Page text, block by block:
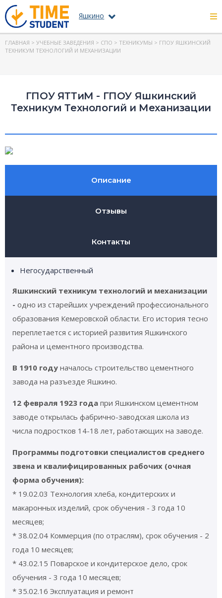
Яшкино
ГЛАВНАЯ > УЧЕБНЫЕ ЗАВЕДЕНИЯ > СПО > ТЕХНИКУМЫ > ГПОУ ЯШКИНСКИЙ
ТЕХНИКУМ ТЕХНОЛОГИЙ И МЕХАНИЗАЦИИ
ГПОУ ЯТТиМ - ГПОУ Яшкинский
Техникум Технологий и Механизации
Описание
Отзывы
Контакты
Негосударственный
Яшкинский техникум технологий и механизации
- одно из старейших учреждений профессионального
образования Кемеровской области. Его история тесно
переплетается с историей развития Яшкинского
района и цементного производства.
В 1910 году началось строительство цементного
завода на разъезде Яшкино.
12 февраля 1923 года при Яшкинском цементном
заводе открылась фабрично-заводская школа из
числа подростков 14-18 лет, работающих на заводе.
Программы подготовки специалистов среднего
звена и квалифицированных рабочих (очная
форма обучения):
* 19.02.03 Технология хлеба, кондитерских и
макаронных изделий, срок обучения - 3 года 10
месяцев;
* 38.02.04 Коммерция (по отраслям), срок обучения - 2
года 10 месяцев;
* 43.02.15 Поварское и кондитерское дело, срок
обучения - 3 года 10 месяцев;
* 35.02.16 Эксплуатация и ремонт